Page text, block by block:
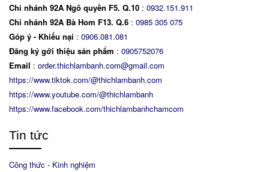
Chi nhánh 92A Ngô quyền F5. Q.10 : 0932.151.911
Chi nhánh 92A Bà Hom F13. Q.6 : 0985 305 075
Góp ý - Khiếu nại : 0906.081.081
Đăng ký gới thiệu sản phẩm : 0905752076
Email : order.thichlambanh.com@gmail.com
https://www.tiktok.com/@thichlambanh.com
https://www.youtube.com/@thichlambanh
https://www.facebook.com/thichlambanhchamcom
Tin tức
Công thức - Kinh nghiệm